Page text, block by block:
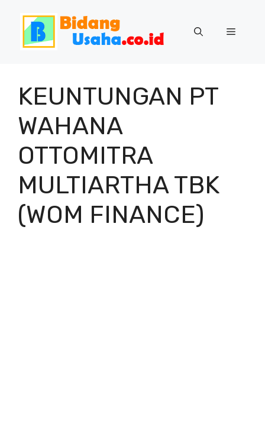
Menu
KEUNTUNGAN PT
WAHANA
OTTOMITRA
MULTIARTHA TBK
(WOM FINANCE)